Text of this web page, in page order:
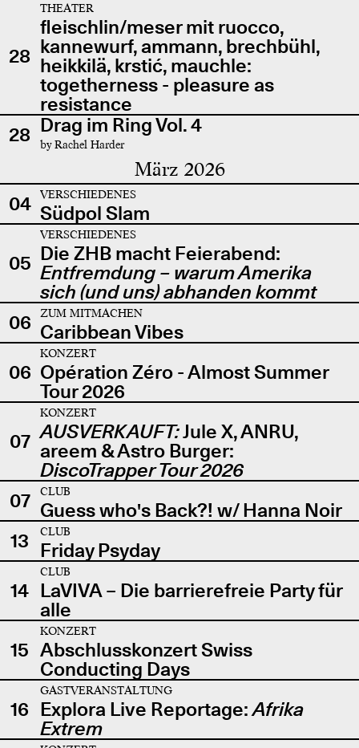
28
THEATER
fleischlin/meser mit ruocco,
kannewurf, ammann, brechbühl,
heikkilä, krstić, mauchle:
togetherness - pleasure as
resistance
28 Drag im Ring Vol. 4
by Rachel Harder
März 2026
04 VERSCHIEDENES
Südpol Slam
05
VERSCHIEDENES
Die ZHB macht Feierabend:
Entfremdung – warum Amerika
sich (und uns) abhanden kommt
06
ZUM MITMACHEN
Caribbean Vibes
06
KONZERT
Opération Zéro - Almost Summer
Tour 2026
07
KONZERT
AUSVERKAUFT:Jule X, ANRU,
areem & Astro Burger:
DiscoTrapper Tour 2026
07
CLUB
Guess who's Back?! w/ Hanna Noir
13
CLUB
Friday Psyday
14
CLUB
LaVIVA – Die barrierefreie Party für
alle
15
KONZERT
Abschlusskonzert Swiss
Conducting Days
16
GASTVERANSTALTUNG
Explora Live Reportage:Afrika
Extrem